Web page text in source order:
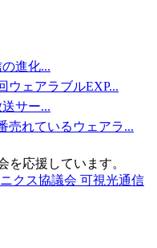
進化...
ウェアラブルEXP...
サー...
売れているウェアラ...
を応援しています。